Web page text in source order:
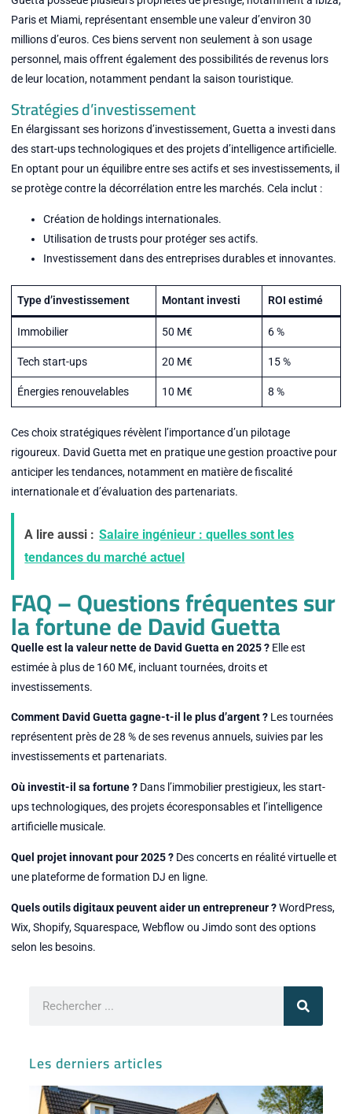
Paris et Miami, représentant ensemble une valeur d’environ 30
millions d’euros. Ces biens servent non seulement à son usage
personnel, mais offrent également des possibilités de revenus lors
de leur location, notamment pendant la saison touristique.
Stratégies d’investissement
En élargissant ses horizons d’investissement, Guetta a investi dans
des start-ups technologiques et des projets d’intelligence artificielle.
En optant pour un équilibre entre ses actifs et ses investissements, il
se protège contre la décorrélation entre les marchés. Cela inclut :
Création de holdings internationales.
Utilisation de trusts pour protéger ses actifs.
Investissement dans des entreprises durables et innovantes.
Type d’investissement Montant investi ROI estimé
Immobilier 50 M€ 6 %
Tech start-ups 20 M€ 15 %
Énergies renouvelables 10 M€ 8 %
Ces choix stratégiques révèlent l’importance d’un pilotage
rigoureux. David Guetta met en pratique une gestion proactive pour
anticiper les tendances, notamment en matière de fiscalité
internationale et d’évaluation des partenariats.
A lire aussi : Salaire ingénieur : quelles sont les
tendances du marché actuel
FAQ – Questions fréquentes sur
la fortune de David Guetta
Quelle est la valeur nette de David Guetta en 2025 ?Elle est
estimée à plus de 160 M€, incluant tournées, droits et
investissements.
Comment David Guetta gagne-t-il le plus d’argent ?Les tournées
représentent près de 28 % de ses revenus annuels, suivies par les
investissements et partenariats.
Où investit-il sa fortune ?Dans l’immobilier prestigieux, les start-
ups technologiques, des projets écoresponsables et l’intelligence
artificielle musicale.
Quel projet innovant pour 2025 ?Des concerts en réalité virtuelle et
une plateforme de formation DJ en ligne.
Quels outils digitaux peuvent aider un entrepreneur ?WordPress,
Wix, Shopify, Squarespace, Webflow ou Jimdo sont des options
selon les besoins.
Les derniers articles